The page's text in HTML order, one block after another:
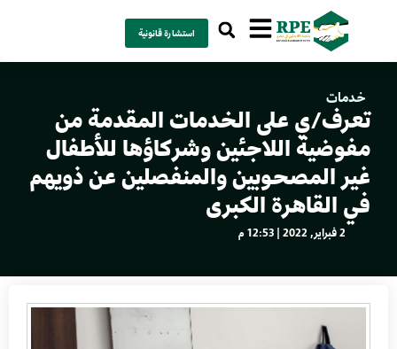
استشارة قانونية
خدمات
تعرف/ي على الخدمات المقدمة من
مفوضية اللاجئين وشركاؤها للأطفال
غير المصحوبين والمنفصلين عن ذويهم
في القاهرة الكبرى
2 فبراير, 2022 | 12:53 م